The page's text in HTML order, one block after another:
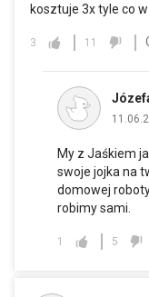
kosztuje 3x tyle co
3 11
My z Jaśkiem
swoje jojka na
domowej
robimy sami.
1 5